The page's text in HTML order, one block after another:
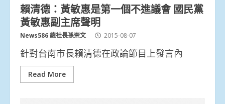
賴清德：黃敏惠是第一個不進議會 國民黨
黃敏惠副主席聲明
News586 總社長孫崇文 2015-08-07
針對台南市長賴清德在政論節目上發言內
Read More